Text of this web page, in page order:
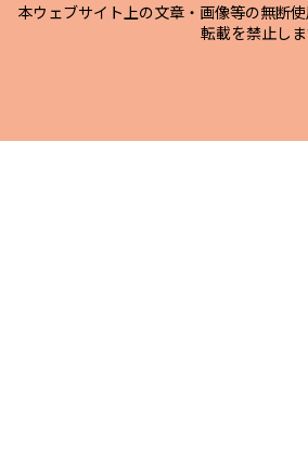
本ウェブサイト上の文章・画像等の無断使
転載を禁止しま